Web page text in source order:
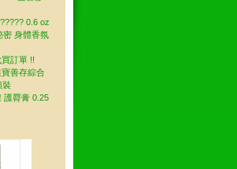
0.6 oz
密 身體香氛
訂單 !!
善存綜合
裝
護脣膏 0.25